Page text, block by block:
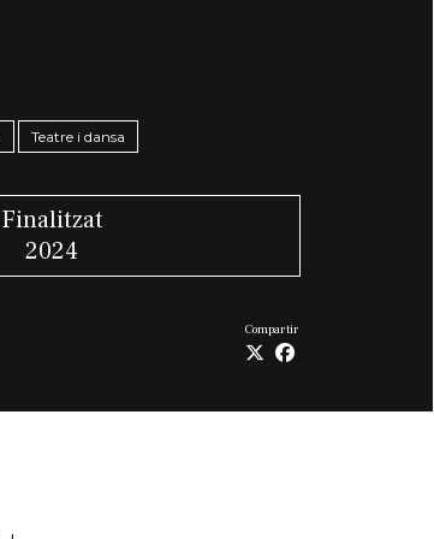
Teatre i dansa
Finalitzat
2024
Compartir